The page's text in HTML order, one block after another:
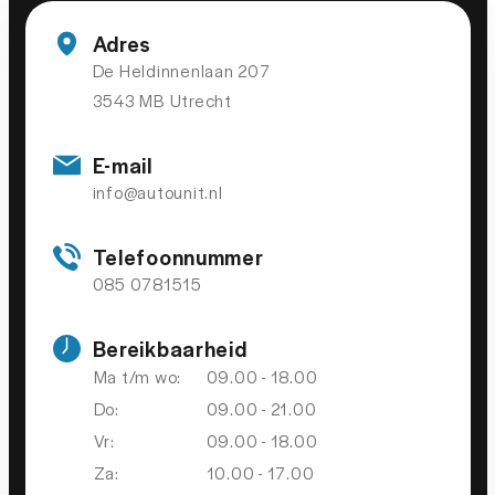
Brake Assist System
Elektronisch Stabiliteits Programma
Hill hold functie
uitwijk assistent
Verkeersbord detectie
OVERIGE
Apple Carplay/Android Auto
Elektrisch bedienbare achterklep met sensorsturing
Parkeer pakket
Adres
De Heldinnenlaan 207
3543 MB Utrecht
E-mail
info@autounit.nl
Telefoonnummer
085 0781515
Bereikbaarheid
Ma t/m wo:
09.00 - 18.00
Do:
09.00 - 21.00
Vr:
09.00 - 18.00
Za:
10.00 - 17.00